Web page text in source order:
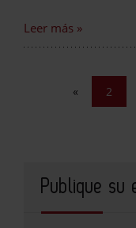
Leer más »
« 2
Publique su